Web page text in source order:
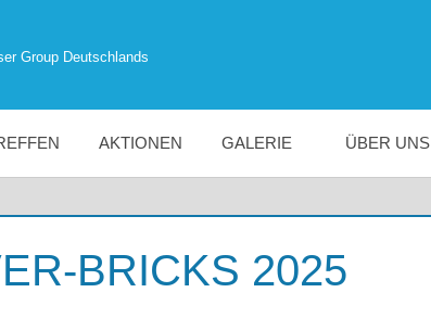
Group Deutschlands
AKTIONEN GALERIE ÜBER UNS
BRICKS 2025